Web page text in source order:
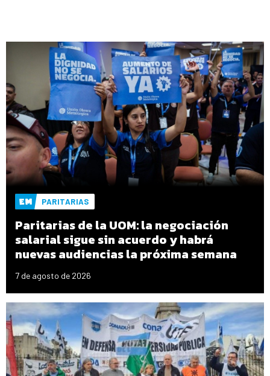
PARITARIAS
Paritarias de la UOM: la negociación
salarial sigue sin acuerdo y habrá
nuevas audiencias la próxima semana
7 de agosto de 2026